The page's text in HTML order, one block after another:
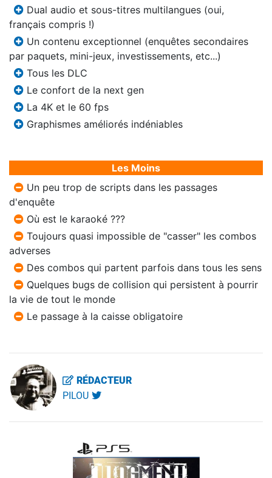
Dual audio et sous-titres multilangues (oui,
français compris !)
Un contenu exceptionnel (enquêtes secondaires
par paquets, mini-jeux, investissements, etc...)
Tous les DLC
Le confort de la next gen
La 4K et le 60 fps
Graphismes améliorés indéniables
Les Moins
Un peu trop de scripts dans les passages
d'enquête
Où est le karaoké ???
Toujours quasi impossible de "casser" les combos
adverses
Des combos qui partent parfois dans tous les sens
Quelques bugs de collision qui persistent à pourrir
la vie de tout le monde
Le passage à la caisse obligatoire
RÉDACTEUR
PILOU